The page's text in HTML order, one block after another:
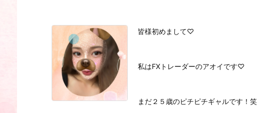
皆様初めまして♡
私はFXトレーダーのアオイです♡
まだ２５歳のピチピチギャルです！笑